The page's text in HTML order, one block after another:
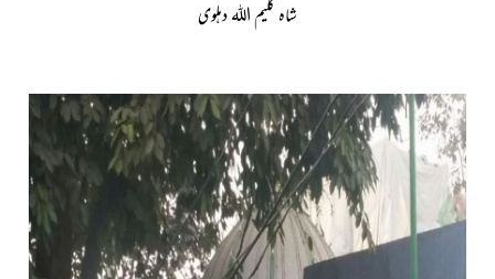
شاہ کلیم اللہ دہلوی